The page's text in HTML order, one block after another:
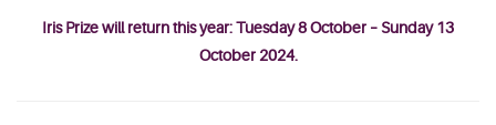
Iris Prize will return this year: Tuesday 8 October – Sunday 13
October 2024.